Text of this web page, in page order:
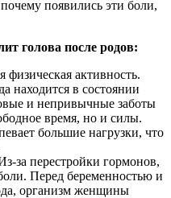
появились эти боли,
голова после родов:
активность.
находится в состоянии
и непривычные заботы
время, но и силы.
большие нагрузки, что
за перестройки гормонов,
Перед беременностью и
организм женщины